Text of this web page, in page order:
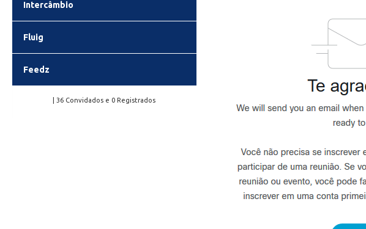
Intercâmbio
Fluig
Feedz
| 36 Convidados e 0 Registrados